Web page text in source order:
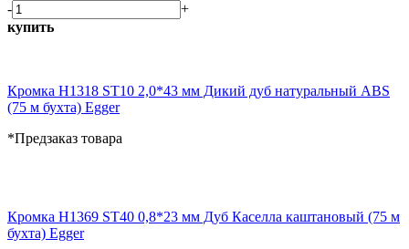
-
+
купить
Кромка H1318 ST10 2,0*43 мм Дикий дуб натуральный ABS
(75 м бухта) Egger
*Предзаказ товара
Кромка H1369 ST40 0,8*23 мм Дуб Каселла каштановый (75 м
бухта) Egger